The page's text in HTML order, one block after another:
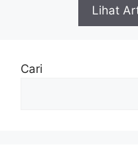
Lihat
Cari